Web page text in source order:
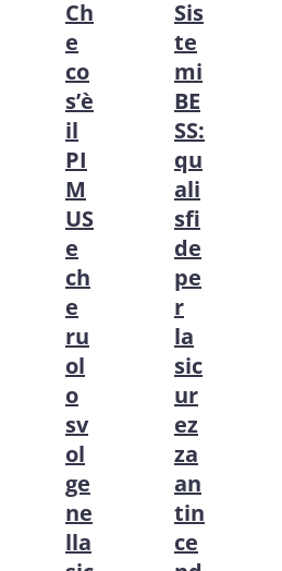
Ch
e
co
s’è
il
PI
M
US
e
ch
e
ru
ol
o
sv
ol
ge
ne
lla
Sis
te
mi
BE
SS:
qu
ali
sfi
de
pe
r
la
sic
ur
ez
za
an
tin
ce